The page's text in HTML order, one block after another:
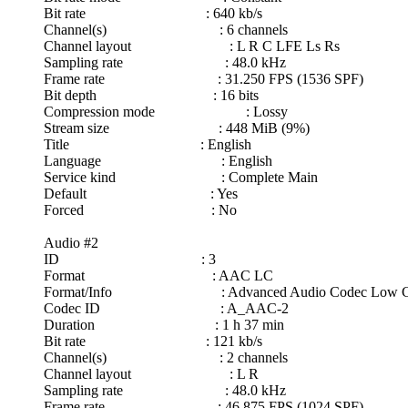
Bit rate : 640 kb/s
Channel(s) : 6 channels
Channel layout : L R C LFE Ls Rs
Sampling rate : 48.0 kHz
Frame rate : 31.250 FPS (1536 SPF)
Bit depth : 16 bits
Compression mode : Lossy
Stream size : 448 MiB (9%)
Title : English
Language : English
Service kind : Complete Main
Default : Yes
Forced : No
Audio #2
ID : 3
Format : AAC LC
Format/Info : Advanced Audio Codec Low
Codec ID : A_AAC-2
Duration : 1 h 37 min
Bit rate : 121 kb/s
Channel(s) : 2 channels
Channel layout : L R
Sampling rate : 48.0 kHz